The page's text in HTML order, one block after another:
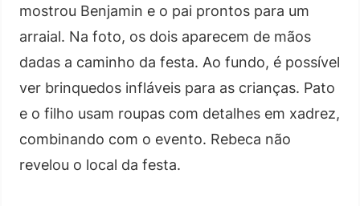
mostrou Benjamin e o pai prontos para um
arraial. Na foto, os dois aparecem de mãos
dadas a caminho da festa. Ao fundo, é possível
ver brinquedos infláveis para as crianças. Pato
e o filho usam roupas com detalhes em xadrez,
combinando com o evento. Rebeca não
revelou o local da festa.